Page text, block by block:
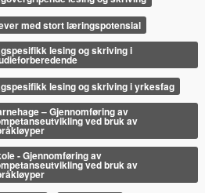
med stort læringspotensial
lesing og skriving i
lesing og skriving i yrkesfag
– Gjennomføring av
ved bruk av
- Gjennomføring av
ved bruk av